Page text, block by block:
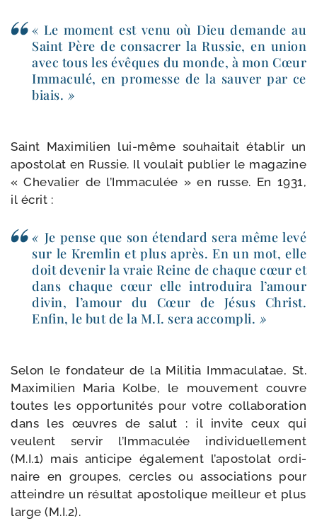
« Le moment est venu où Dieu demande au
Saint Père de consa­crer la Russie, en union
avec tous les évêques du monde, à mon Cœur
Immaculé, en pro­messe de la sau­ver par ce
biais. »
Saint Maximilien lui-​même sou­hai­tait éta­blir un
apos­to­lat en Russie. Il vou­lait publier le maga­zine
« Chevalier de l’Immaculée » en russe. En 1931,
il écrit :
« Je pense que son éten­dard sera même levé
sur le Kremlin et plus après. En un mot, elle
doit deve­nir la vraie Reine de chaque cœur et
dans chaque cœur elle intro­dui­ra l’amour
divin, l’amour du Cœur de Jésus Christ.
Enfin, le but de la M.I. sera accom­pli. »
Selon le fon­da­teur de la Militia Immaculatae, St.
Maximilien Maria Kolbe, le mou­ve­ment couvre
toutes les oppor­tu­ni­tés pour votre col­la­bo­ra­tion
dans les œuvres de salut : il invite ceux qui
veulent ser­vir l’Immaculée indi­vi­duel­le­ment
(M.I.1) mais anti­cipe éga­le­ment l’apostolat ordi­
naire en groupes, cercles ou asso­cia­tions pour
atteindre un résul­tat apos­to­lique meilleur et plus
large (M.I.2).